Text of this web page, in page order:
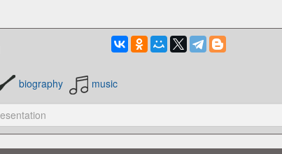
biography music